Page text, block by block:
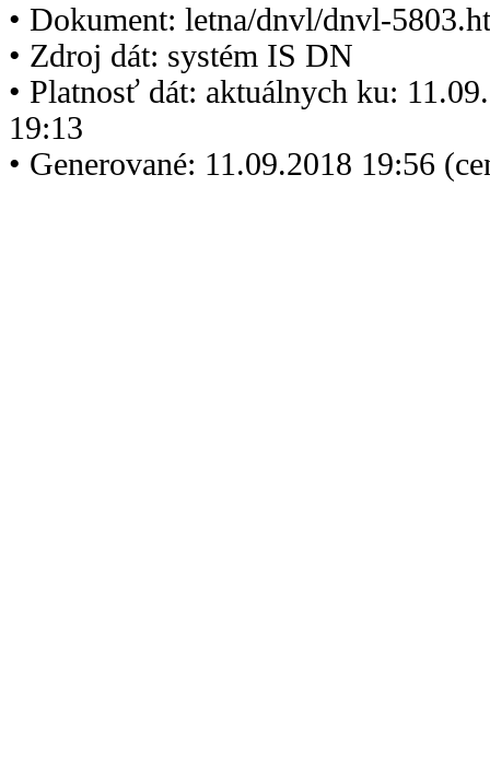
• Dokument: letna/dnvl/dnvl-
• Zdroj dát: systém IS DN
• Platnosť dát: aktuálnych ku:
19:13
• Generované: 11.09.2018 19:56